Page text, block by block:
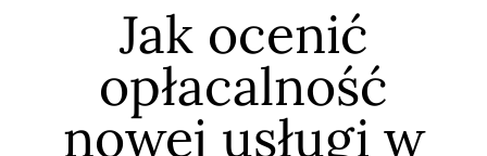
Jak ocenić
opłacalność
nowej usługi w